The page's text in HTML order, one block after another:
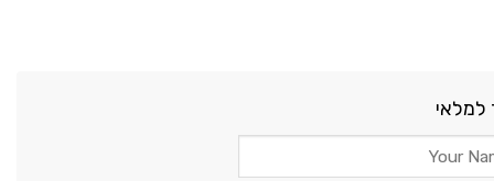
למלאי